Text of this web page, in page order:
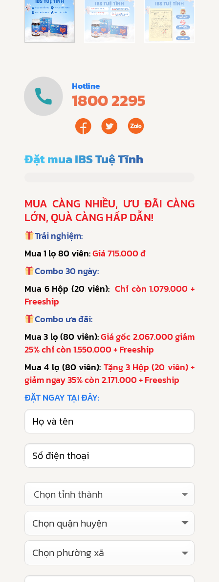
Đặt mua IBS Tuệ Tĩnh
MUA CÀNG NHIỀU, ƯU ĐÃI CÀNG
LỚN, QUÀ CÀNG HẤP DẪN!
Trải nghiệm:
Mua 1 lọ 80 viên:Giá 715.000 đ
Combo 30 ngày:
Mua 6 Hộp (20 viên): Chỉ còn 1.079.000 +
Freeship
Combo ưa đãi:
Mua 3 lọ (80 viên):Giá gốc 2.067.000 giảm
25% chỉ còn 1.550.000 + Freeship
Mua 4 lọ (80 viên): Tặng 3 Hộp (20 viên) +
giảm ngay 35% còn 2.171.000 + Freeship
ĐẶT NGAY TẠI ĐÂY:
Chọn tỉnh thành
Hotline
1800 2295